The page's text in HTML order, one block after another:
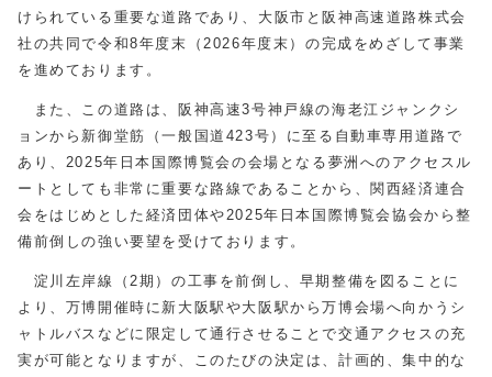
けられている重要な道路であり、大阪市と阪神高速道路株式会
社の共同で令和8年度末（2026年度末）の完成をめざして事業
を進めております。
また、この道路は、阪神高速3号神戸線の海老江ジャンクシ
ョンから新御堂筋（一般国道423号）に至る自動車専用道路で
あり、2025年日本国際博覧会の会場となる夢洲へのアクセスル
ートとしても非常に重要な路線であることから、関西経済連合
会をはじめとした経済団体や2025年日本国際博覧会協会から整
備前倒しの強い要望を受けております。
淀川左岸線（2期）の工事を前倒し、早期整備を図ることに
より、万博開催時に新大阪駅や大阪駅から万博会場へ向かうシ
ャトルバスなどに限定して通行させることで交通アクセスの充
実が可能となりますが、このたびの決定は、計画的、集中的な